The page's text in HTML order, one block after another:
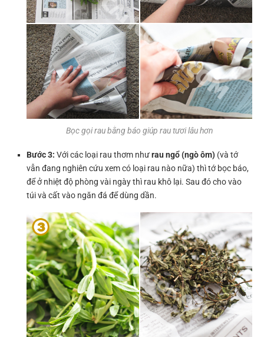
Bọc gọi rau bằng báo giúp rau tươi lâu hơn
Bước 3: Với các loại rau thơm nhưrau ngổ (ngò ôm) (và tớ
vẫn đang nghiên cứu xem có loại rau nào nữa) thì tớ bọc báo,
để ở nhiệt độ phòng vài ngày thì rau khô lại. Sau đó cho vào
túi và cất vào ngăn đá để dùng dần.